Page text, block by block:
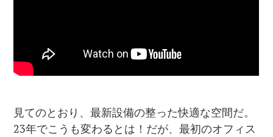
見てのとおり、最新設備の整った快適な空間だ。
23年でこうも変わるとは！だが、最初のオフィス